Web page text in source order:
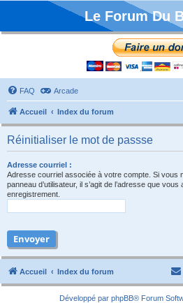
Le Forum Du
FAQ Arcade
Accueil Index du forum
Réinitialiser le mot de passse
Adresse courriel :
Adresse courriel associée à votre compte. Si vous
panneau d’utilisateur, il s’agit de l’adresse que
enregistrement.
Accueil Index du forum
Développé par phpBB® Forum